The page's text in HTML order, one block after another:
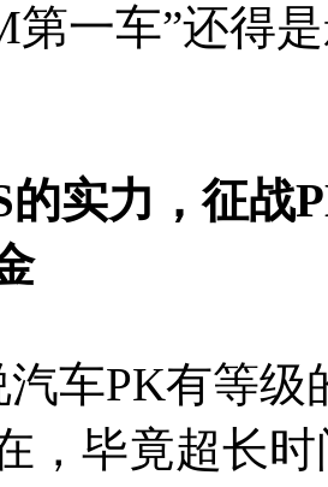
第一车”还得
的实力，征战
汽车PK有等
，毕竟超长